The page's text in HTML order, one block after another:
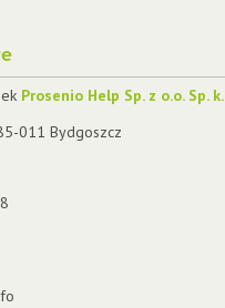
Prosenio Help Sp. z o.o. Sp. k.
011 Bydgoszcz